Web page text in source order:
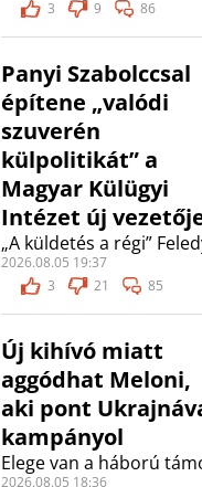
3
9 86
Panyi Szabolccsal
építene „valódi
szuverén
külpolitikát” a
Magyar Külügyi
Intézet új
„A küldetés a régi”
2026.08.05 19:37
3
21 85
Új kihívó miatt
aggódhat Meloni,
aki pont
kampányol
Elege van a háború
2026.08.05 18:36